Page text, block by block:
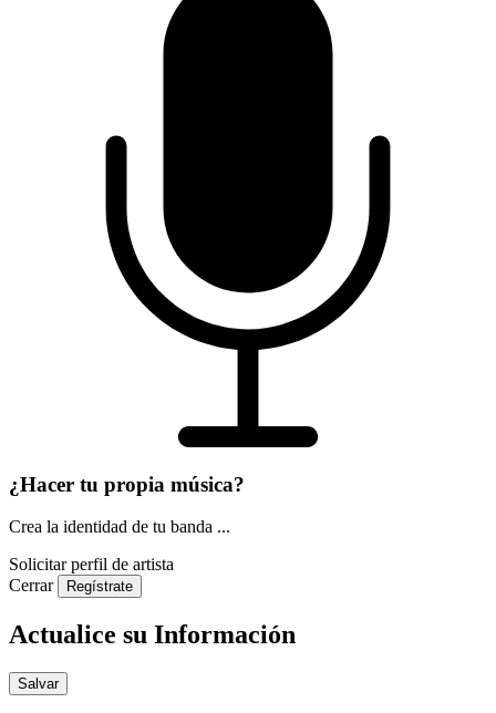
¿Hacer tu propia música?
Crea la identidad de tu banda ...
Solicitar perfil de artista
Cerrar
Regístrate
Actualice su Información
Salvar